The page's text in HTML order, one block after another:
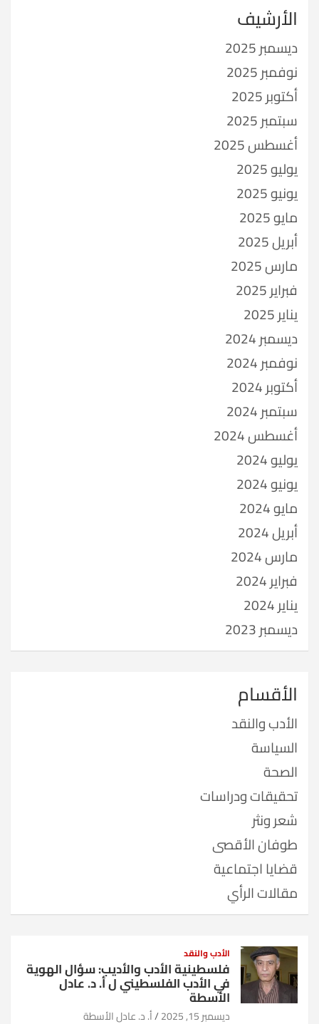
الأرشيف
ديسمبر 2025
نوفمبر 2025
أكتوبر 2025
سبتمبر 2025
أغسطس 2025
يوليو 2025
يونيو 2025
مايو 2025
أبريل 2025
مارس 2025
فبراير 2025
يناير 2025
ديسمبر 2024
نوفمبر 2024
أكتوبر 2024
سبتمبر 2024
أغسطس 2024
يوليو 2024
يونيو 2024
مايو 2024
أبريل 2024
مارس 2024
فبراير 2024
يناير 2024
ديسمبر 2023
الأقسام
الأدب والنقد
السياسة
الصحة
تحقيقات ودراسات
شعر ونثر
طوفان الأقصى
قضايا اجتماعية
مقالات الرأي
الأدب والنقد
فلسطينية الأدب والأديب: سؤال الهوية
في الأدب الفلسطيني ل أ. د. عادل
الأسطة
ديسمبر 15, 2025 أ. د. عادل الأسطة